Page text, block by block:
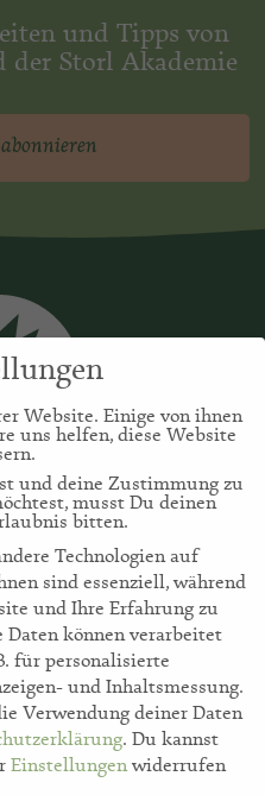
und Tipps von
der Storl Akademie
Website. Einige von ihnen
uns helfen, diese Website
und deine Zustimmung zu
musst Du deinen
bitten.
Technologien auf
sind essenziell, während
und Ihre Erfahrung zu
Daten können verarbeitet
für personalisierte
und Inhaltsmessung.
Verwendung deiner Daten
. Du kannst
Einstellungenwiderrufen